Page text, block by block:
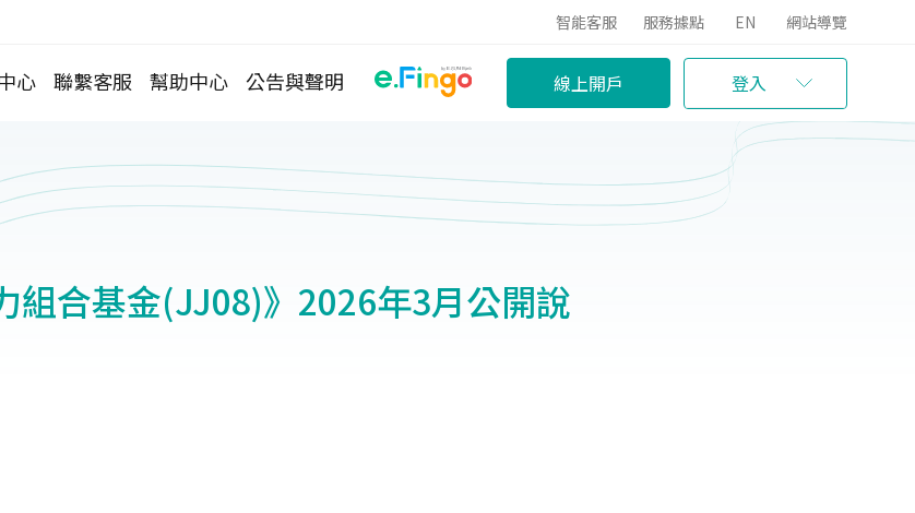
智能客服 服務據點 EN 網站導覽
心 聯繫客服 幫助中心 公告與聲明 線上開戶 登入
組合基金(JJ08)》2026年3月公開說